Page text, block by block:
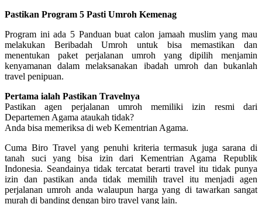
Pastikan Program 5 Pasti Umroh Kemenag
Program ini ada 5 Panduan buat calon jamaah muslim yang mau
melakukan Beribadah Umroh untuk bisa memastikan dan
menentukan paket perjalanan umroh yang dipilih menjamin
kenyamanan dalam melaksanakan ibadah umroh dan bukanlah
travel penipuan.
Pertama ialah Pastikan Travelnya
Pastikan agen perjalanan umroh memiliki izin resmi dari
Departemen Agama ataukah tidak?
Anda bisa memeriksa di web Kementrian Agama.
Cuma Biro Travel yang penuhi kriteria termasuk juga sarana di
tanah suci yang bisa izin dari Kementrian Agama Republik
Indonesia. Seandainya tidak tercatat berarti travel itu tidak punya
izin dan pastikan anda tidak memilih travel itu menjadi agen
perjalanan umroh anda walaupun harga yang di tawarkan sangat
murah di banding dengan biro travel yang lain.